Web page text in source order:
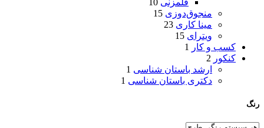
قلمزنی 10
منجوق‌دوزی 15
مینا کاری 23
ویترای 15
کسب و کار
1
کنکور 2
ارشد باستان شناسی 1
دکتری باستان شناسی 1
رنگ